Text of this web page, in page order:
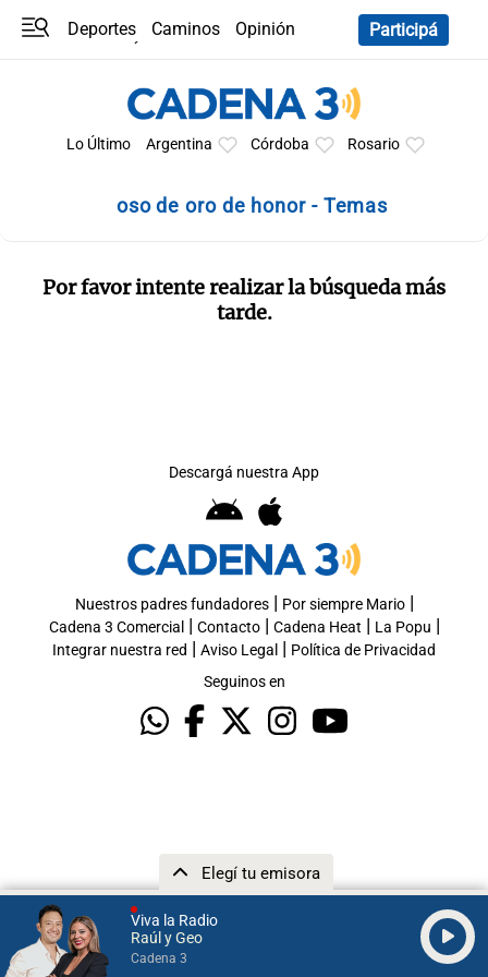
Viva la Radio
Raúl y Geo
Cadena 3
Elegí tu emisora
Deportes Caminos
Opinión
Participá
Lo Último Argentina Córdoba Rosario
oso de oro de honor - Temas
Por favor intente realizar la búsqueda más
tarde.
Descargá nuestra App
Nuestros padres fundadores| Por siempre Mario|
Cadena 3 Comercial | Contacto| Cadena Heat | La Popu |
Integrar nuestra red | Aviso Legal | Política de Privacidad
Seguinos en